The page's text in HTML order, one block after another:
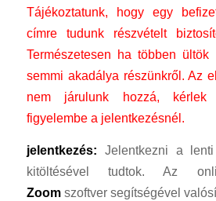
Tájékoztatunk, hogy egy
címre tudunk részvételt
Természetesen ha többen
semmi akadálya részünkről.Az
nem járulunk hozzá,
figyelembe a jelentkezésnél.
jelentkezés: Jelentkezni a
kitöltésével tudtok. Az
Zoomszoftver segítségével